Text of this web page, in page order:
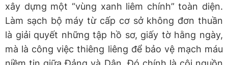
xây dựng một “vùng xanh liêm chính” toàn diện.
Làm sạch bộ máy từ cấp cơ sở không đơn thuần
là giải quyết những tập hồ sơ, giấy tờ hằng ngày,
mà là công việc thiêng liêng để bảo vệ mạch máu